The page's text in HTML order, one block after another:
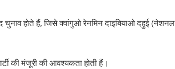
होते हैं, जिसे क्वांगुओ रेनमिन दाइबियाओ दहुई (नेशनल
की मंजूरी की आवश्यकता होती हैं।